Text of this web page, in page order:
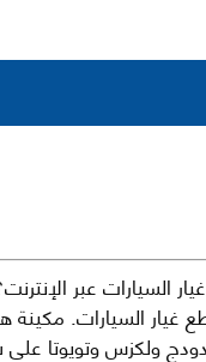
عبر
السيارات. مكينة